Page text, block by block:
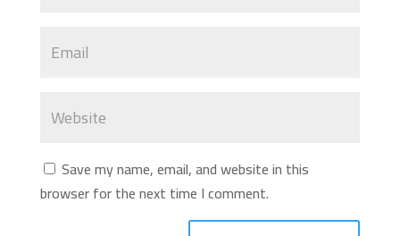
Save my name, email, and website in this
browser for the next time I comment.